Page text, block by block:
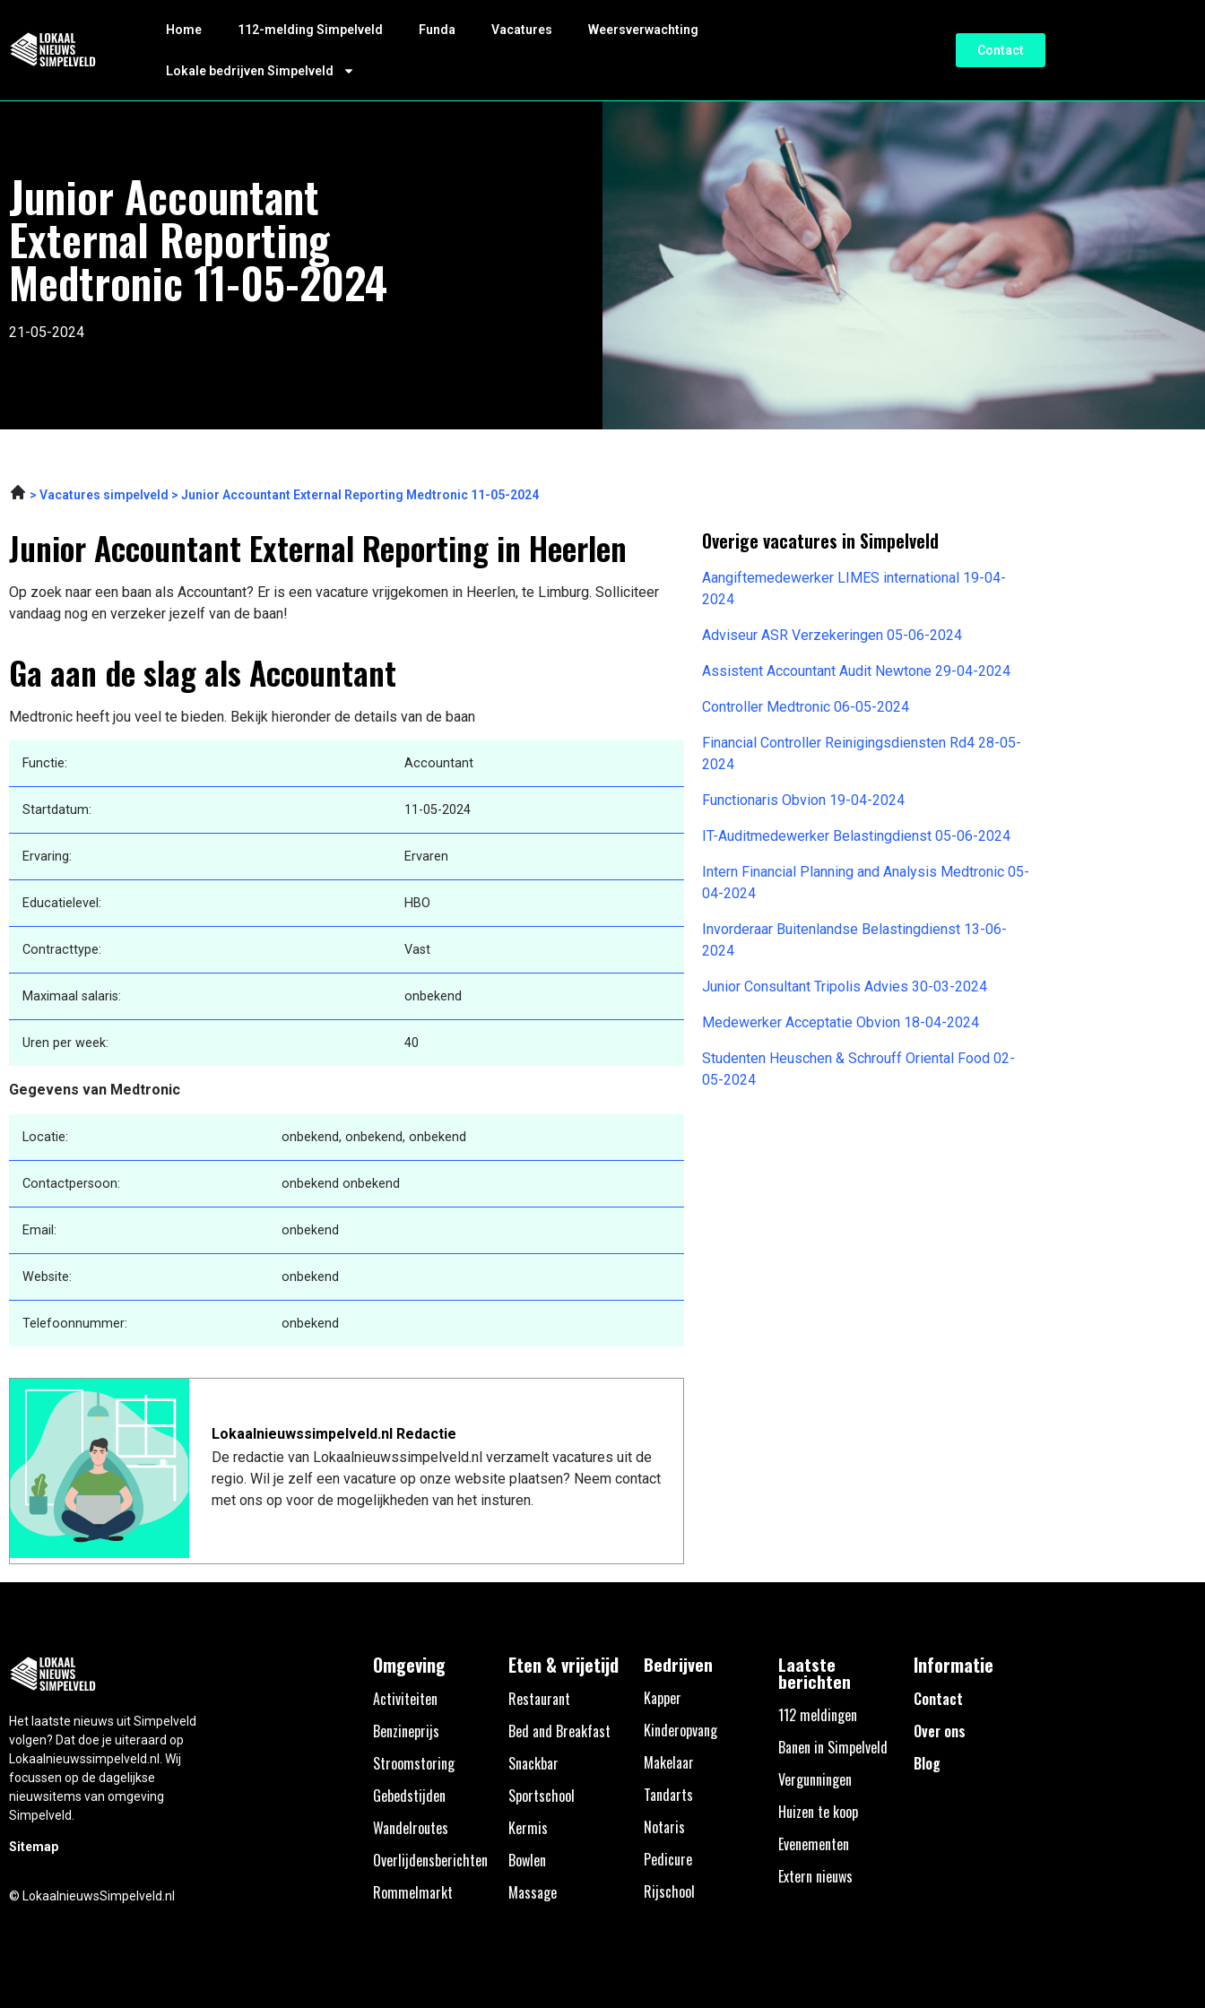
Home 112-melding Simpelveld Funda Vacatures Weersverwachting
Lokale bedrijven Simpelveld
Contact
Junior Accountant
External Reporting
Medtronic 11-05-2024
21-05-2024
Vacatures simpelveld Junior Accountant External Reporting Medtronic 11-05-2024
Junior Accountant External Reporting in Heerlen
Op zoek naar een baan als Accountant? Er is een vacature vrijgekomen in Heerlen, te Limburg. Solliciteer
vandaag nog en verzeker jezelf van de baan!
Ga aan de slag als Accountant
Medtronic heeft jou veel te bieden. Bekijk hieronder de details van de baan
Functie: Accountant
Startdatum: 11-05-2024
Ervaring: Ervaren
Educatielevel: HBO
Contracttype: Vast
Maximaal salaris: onbekend
Uren per week: 40
Gegevens van Medtronic
Locatie: onbekend, onbekend, onbekend
Contactpersoon: onbekend onbekend
Email: onbekend
Website: onbekend
Telefoonnummer: onbekend
Lokaalnieuwssimpelveld.nl Redactie
De redactie van Lokaalnieuwssimpelveld.nl verzamelt vacatures uit de
regio. Wil je zelf een vacature op onze website plaatsen? Neem contact
met ons op voor de mogelijkheden van het insturen.
Overige vacatures in Simpelveld
Aangiftemedewerker LIMES international 19-04-
2024
Adviseur ASR Verzekeringen 05-06-2024
Assistent Accountant Audit Newtone 29-04-2024
Controller Medtronic 06-05-2024
Financial Controller Reinigingsdiensten Rd4 28-05-
2024
Functionaris Obvion 19-04-2024
IT-Auditmedewerker Belastingdienst 05-06-2024
Intern Financial Planning and Analysis Medtronic 05-
04-2024
Invorderaar Buitenlandse Belastingdienst 13-06-
2024
Junior Consultant Tripolis Advies 30-03-2024
Medewerker Acceptatie Obvion 18-04-2024
Studenten Heuschen & Schrouff Oriental Food 02-
05-2024
Het laatste nieuws uit Simpelveld
volgen? Dat doe je uiteraard op
Lokaalnieuwssimpelveld.nl. Wij
focussen op de dagelijkse
nieuwsitems van omgeving
Simpelveld.
Sitemap
© LokaalnieuwsSimpelveld.nl
Omgeving
Activiteiten
Benzineprijs
Stroomstoring
Gebedstijden
Wandelroutes
Overlijdensberichten
Rommelmarkt
Eten & vrijetijd
Restaurant
Bed and Breakfast
Snackbar
Sportschool
Kermis
Bowlen
Massage
Bedrijven
Kapper
Kinderopvang
Makelaar
Tandarts
Notaris
Pedicure
Rijschool
Laatste
berichten
112 meldingen
Banen in Simpelveld
Vergunningen
Huizen te koop
Evenementen
Extern nieuws
Informatie
Contact
Over ons
Blog